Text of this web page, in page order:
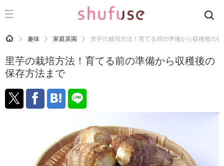
CATEGORY 記事カテゴリ
運気
洗濯
生活の知恵
マナー
HOME 趣味 家庭菜園 里芋の栽培方法！育てる前の準備から収穫後の
里芋の栽培方法！育てる前の準備から収穫後の
保存方法まで